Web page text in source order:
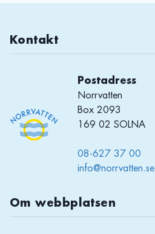
Kontakt
Postadress
Norrvatten
Box 2093
169 02 SOLNA
08-627 37 00
info@norrvatten.se
Om webbplatsen